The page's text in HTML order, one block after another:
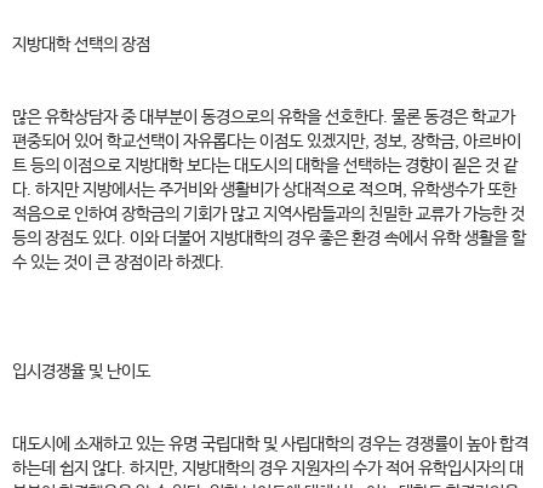
지방대학 선택의 장점
많은 유학상담자 중 대부분이 동경으로의 유학을 선호한다. 물론 동경은 학교가
편중되어 있어 학교선택이 자유롭다는 이점도 있겠지만, 정보, 장학금, 아르바이
트 등의 이점으로 지방대학 보다는 대도시의 대학을 선택하는 경향이 짙은 것 같
다. 하지만 지방에서는 주거비와 생활비가 상대적으로 적으며, 유학생수가 또한
적음으로 인하여 장학금의 기회가 많고 지역사람들과의 친밀한 교류가 가능한 것
등의 장점도 있다. 이와 더불어 지방대학의 경우 좋은 환경 속에서 유학 생활을 할
수 있는 것이 큰 장점이라 하겠다.
입시경쟁율 및 난이도
대도시에 소재하고 있는 유명 국립대학 및 사립대학의 경우는 경쟁률이 높아 합격
하는데 쉽지 않다. 하지만, 지방대학의 경우 지원자의 수가 적어 유학입시자의 대